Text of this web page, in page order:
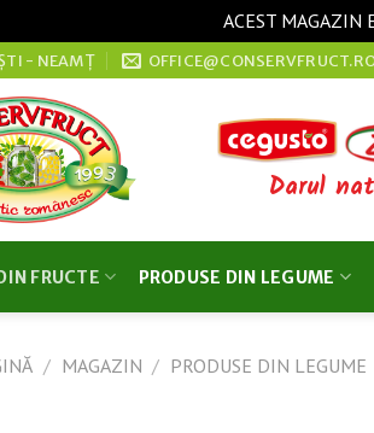
ACEST MAGAZIN
- NEAMȚ
Darul
FRUCTE PRODUSE DIN LEGUME
/ MAGAZIN / PRODUSE DIN LEGUME